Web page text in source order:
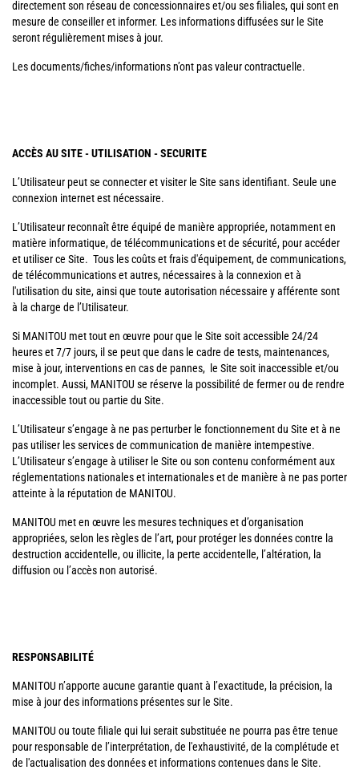
directement son réseau de concessionnaires et/ou ses filiales, qui sont en
mesure de conseiller et informer. Les informations diffusées sur le Site
seront régulièrement mises à jour.
Les documents/fiches/informations n’ont pas valeur contractuelle.
ACCÈS AU SITE - UTILISATION - SECURITE
L’Utilisateur peut se connecter et visiter le Site sans identifiant. Seule une
connexion internet est nécessaire.
L’Utilisateur reconnaît être équipé de manière appropriée, notamment en
matière informatique, de télécommunications et de sécurité, pour accéder
et utiliser ce Site. Tous les coûts et frais d'équipement, de communications,
de télécommunications et autres, nécessaires à la connexion et à
l'utilisation du site, ainsi que toute autorisation nécessaire y afférente sont
à la charge de l’Utilisateur.
Si MANITOU met tout en œuvre pour que le Site soit accessible 24/24
heures et 7/7 jours, il se peut que dans le cadre de tests, maintenances,
mise à jour, interventions en cas de pannes, le Site soit inaccessible et/ou
incomplet. Aussi, MANITOU se réserve la possibilité de fermer ou de rendre
inaccessible tout ou partie du Site.
L’Utilisateur s’engage à ne pas perturber le fonctionnement du Site et à ne
pas utiliser les services de communication de manière intempestive.
L’Utilisateur s’engage à utiliser le Site ou son contenu conformément aux
réglementations nationales et internationales et de manière à ne pas porter
atteinte à la réputation de MANITOU.
MANITOU met en œuvre les mesures techniques et d’organisation
appropriées, selon les règles de l’art, pour protéger les données contre la
destruction accidentelle, ou illicite, la perte accidentelle, l’altération, la
diffusion ou l’accès non autorisé.
RESPONSABILITÉ
MANITOU n’apporte aucune garantie quant à l’exactitude, la précision, la
mise à jour des informations présentes sur le Site.
MANITOU ou toute filiale qui lui serait substituée ne pourra pas être tenue
pour responsable de l’interprétation, de l'exhaustivité, de la complétude et
de l'actualisation des données et informations contenues dans le Site.